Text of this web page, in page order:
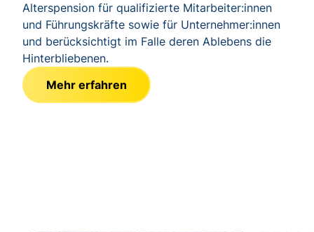
Alterspension für qualifizierte Mitarbeiter:innen
und Führungskräfte sowie für Unternehmer:innen
und berücksichtigt im Falle deren Ablebens die
Hinterbliebenen.
Mehr erfahren